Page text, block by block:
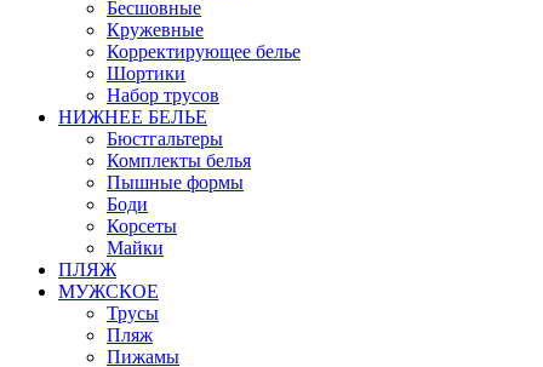
Бесшовные
Кружевные
Корректирующее белье
Шортики
Набор трусов
НИЖНЕЕ БЕЛЬЕ
Бюстгальтеры
Комплекты белья
Пышные формы
Боди
Корсеты
Майки
ПЛЯЖ
МУЖСКОЕ
Трусы
Пляж
Пижамы